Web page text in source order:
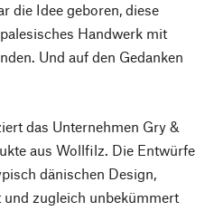
die Idee geboren, diese
Handwerk mit
Und auf den Gedanken
das Unternehmen Gry &
aus Wollfilz. Die Entwürfe
dänischen Design,
zugleich unbekümmert